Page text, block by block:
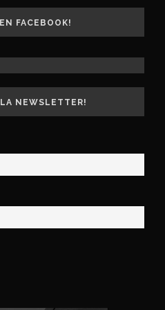
FACEBOOK!
NEWSLETTER!